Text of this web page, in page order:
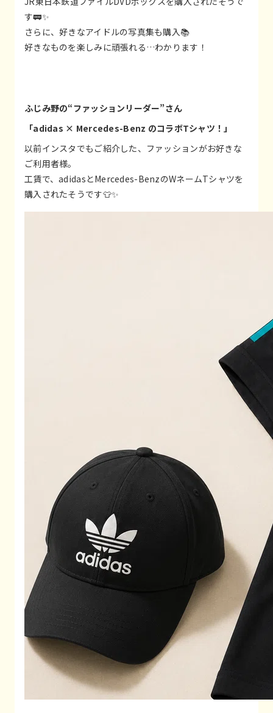
す🚃✨
さらに、好きなアイドルの写真集も購入📚
好きなものを楽しみに頑張れる…わかります！
ふじみ野の“ファッションリーダー”さん
「adidas × Mercedes-Benz のコラボTシャツ！」
以前インスタでもご紹介した、ファッションがお好きな
ご利用者様。
工賃で、adidasとMercedes-BenzのWネームTシャツを
購入されたそうです👕✨